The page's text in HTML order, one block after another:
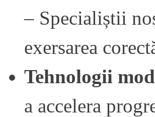
– Specialiștii
exersarea
Tehnologii
a accelera